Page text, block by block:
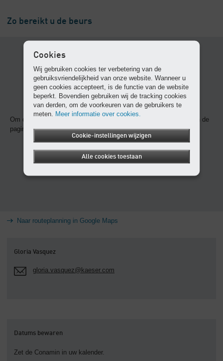
Zo bereikt u de beurs
Om deze content weer te geven, dient u cookies te accepteren en de
pagina opnieuw te laden.
Naar routeplanning in Google Maps
Gloria Vasquez
gloria.vasquez@kaeser.com
Datums bewaren
Zet de Conamin in uw kalender.
Cookies
Wij gebruiken cookies ter verbetering van de
gebruiksvriendelijkheid van onze website. Wanneer u
geen cookies accepteert, is de functie van de website
beperkt. Bovendien gebruiken wij de tracking cookies
van derden, om de voorkeuren van de gebruikers te
meten. Meer informatie over cookies.
Cookie-instellingen wijzigen
Alle cookies toestaan